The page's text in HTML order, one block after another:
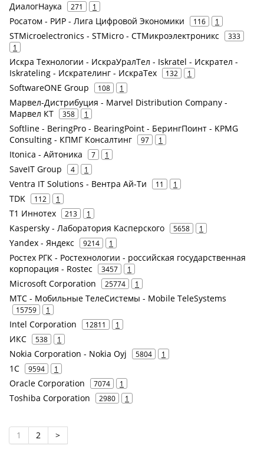
ДиалогНаука 271 1
Росатом - РИР - Лига Цифровой Экономики 116 1
STMicroelectronics - STMicro - СТМикроэлектроникс
333
1
Искра Технологии - ИскраУралТел - Iskratel - Искрател -
Iskrateling - Искрателинг - ИскраТех
132 1
SoftwareONE Group 108 1
Марвел-Дистрибуция - Marvel Distribution Company -
Марвел КТ
358 1
Softline - BeringPro - BearingPoint - БерингПоинт - KPMG
Consulting - КПМГ Консалтинг
97 1
Itonica - Айтоника 7 1
SaveIT Group 4 1
Ventra IT Solutions - Вентра Ай-Ти 11 1
TDK 112 1
Т1 Иннотех 213 1
Kaspersky - Лаборатория Касперского 5658 1
Yandex - Яндекс 9214 1
Ростех РГК - Ростехнологии - российская государственная
корпорация - Rostec
3457 1
Microsoft Corporation 25774 1
МТС - Мобильные ТелеСистемы - Mobile TeleSystems
15759 1
Intel Corporation 12811 1
ИКС 538 1
Nokia Corporation - Nokia Oyj 5804 1
1С 9594 1
Oracle Corporation 7074 1
Toshiba Corporation 2980 1
1 2 >